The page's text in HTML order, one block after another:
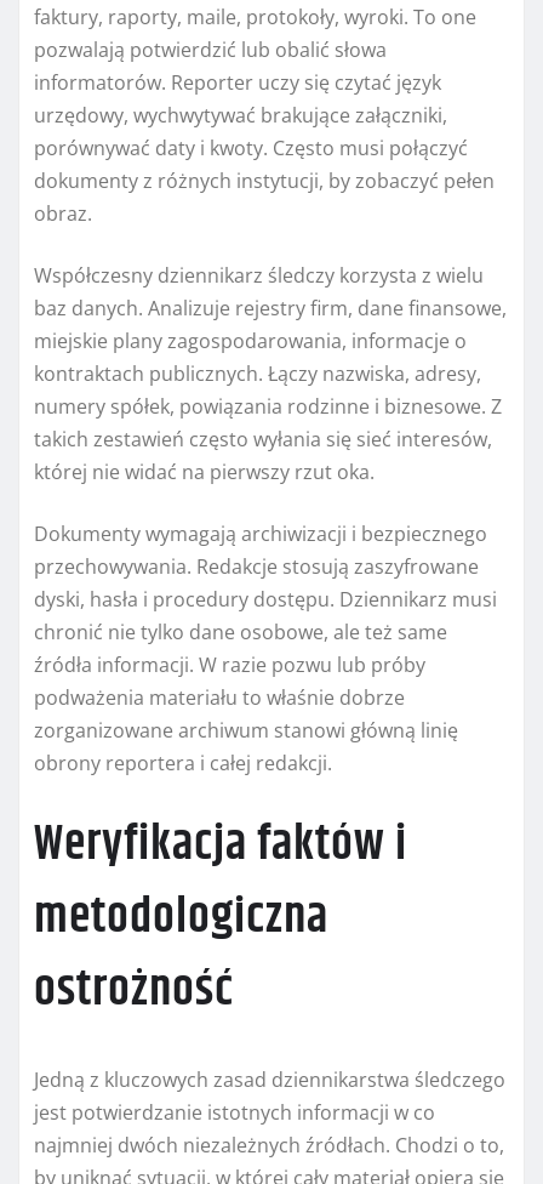
faktury, raporty, maile, protokoły, wyroki. To one
pozwalają potwierdzić lub obalić słowa
informatorów. Reporter uczy się czytać język
urzędowy, wychwytywać brakujące załączniki,
porównywać daty i kwoty. Często musi połączyć
dokumenty z różnych instytucji, by zobaczyć pełen
obraz.
Współczesny dziennikarz śledczy korzysta z wielu
baz danych. Analizuje rejestry firm, dane finansowe,
miejskie plany zagospodarowania, informacje o
kontraktach publicznych. Łączy nazwiska, adresy,
numery spółek, powiązania rodzinne i biznesowe. Z
takich zestawień często wyłania się sieć interesów,
której nie widać na pierwszy rzut oka.
Dokumenty wymagają archiwizacji i bezpiecznego
przechowywania. Redakcje stosują zaszyfrowane
dyski, hasła i procedury dostępu. Dziennikarz musi
chronić nie tylko dane osobowe, ale też same
źródła informacji. W razie pozwu lub próby
podważenia materiału to właśnie dobrze
zorganizowane archiwum stanowi główną linię
obrony reportera i całej redakcji.
Weryfikacja faktów i
metodologiczna
ostrożność
Jedną z kluczowych zasad dziennikarstwa śledczego
jest potwierdzanie istotnych informacji w co
najmniej dwóch niezależnych źródłach. Chodzi o to,
by uniknąć sytuacji, w której cały materiał opiera się